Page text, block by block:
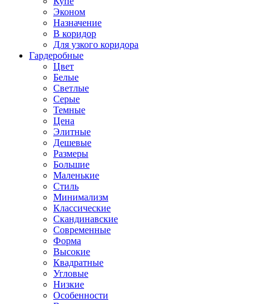
Эконом
Назначение
В коридор
Для узкого коридора
Гардеробные
Цвет
Белые
Светлые
Серые
Темные
Цена
Элитные
Дешевые
Размеры
Большие
Маленькие
Стиль
Минимализм
Классические
Скандинавские
Современные
Форма
Высокие
Квадратные
Угловые
Низкие
Особенности